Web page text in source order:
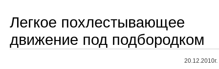
Легкое похлестывающее
движение под подбородком
20.12.2010г.